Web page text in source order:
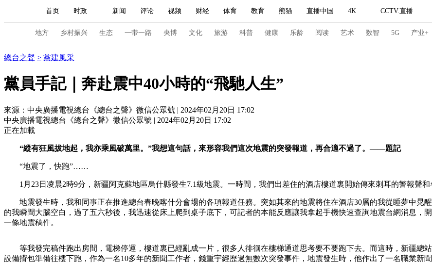
首页 时政 新闻 评论 视频 财经 体育 教育 熊猫 直播中国 4K CCTV.直播
人民领袖习近平 中国领导人 央视快评 习式妙语 热解读 天天学习
直播 栏目大全 节目单 听音 微视频 主持人 下载央视影音
海外频道 iPanda English Монгол
地方 乡村振兴 生态 一带一路 央博 文化 旅游 科普 健康 乐龄 阅读 艺术 数智 5G 产业+
新闻 国内 国际 评论 经济 军事 科技 法治
视频 小央视频 小央直播 直播中国 熊猫频道 VR/AR 4K专区 全景新闻
现场 前线
VIP会员 CCTV奥林匹克频道 生活体育大会 体育江湖 文化体育 冰雪道路 足球道路
大国智造 大国展会 大国保险 云顶对话 云起 超级工厂 智敬中国 全民健康 颜选攻略 海洋
總台之聲 > 黨建風采
黨員手記｜奔赴震中40小時的“飛馳人生”
來源：中央廣播電視總台《總台之聲》微信公眾號 | 2024年02月20日 17:02
中央廣播電視總台《總台之聲》微信公眾號 | 2024年02月20日 17:02
正在加載
“縱有狂風拔地起，我亦乘風破萬里。”我想這句話，來形容我們這次地震的突發報道，再合適不過了。——題記
“地震了，快跑”……
1月23日凌晨2時9分，新疆阿克蘇地區烏什縣發生7.1級地震。一時間，我們出差住的酒店樓道裏開始傳來刺耳的警報聲和
地震發生時，我和同事正在推進總台春晚喀什分會場的各項報道任務。突如其來的地震將住在酒店30層的我從睡夢中晃
的我瞬間大腦空白，過了五六秒後，我迅速從床上爬到桌子底下，可記者的本能反應讓我拿起手機快速查詢地震台網消息，
一條地震稿件。
等我發完稿件跑出房間，電梯停運，樓道裏已經亂成一片，很多人徘徊在樓梯通道思考要不要跑下去。而這時，新疆總
設備揹包準備往樓下跑，作為一名10多年的新聞工作者，錢重宇經歷過無數次突發事件，地震發生時，他作出了一名職業新